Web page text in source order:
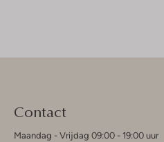
Contact
Maandag - Vrijdag 09:00 - 19:00 uur